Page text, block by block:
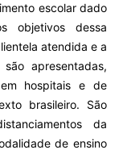
escolar dado
objetivos dessa
atendida e a
apresentadas,
hospitais e de
brasileiro. São
da
de ensino